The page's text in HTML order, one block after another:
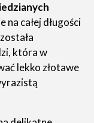
na całej długości
która w
lekko złotawe